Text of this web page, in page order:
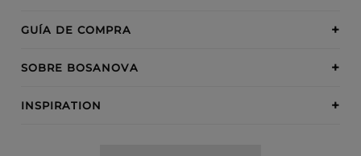
GUÍA DE COMPRA
SOBRE BOSANOVA
INSPIRATION